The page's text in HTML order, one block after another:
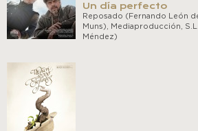
Un día perfecto
Reposado (Fernando León
Muns), Mediaproducción,
Méndez)